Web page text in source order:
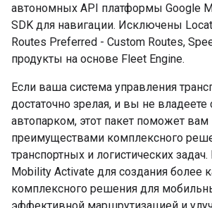
автономных API платформы Google
SDK для навигации. Исключены
Routes Preferred - Custom Routes,
продукты на основе Fleet Engine.
Если ваша система управления
достаточно зрелая, и вы не
автопарком, этот пакет поможет вам
преимуществами комплексного
транспортных и логистических
Mobility Activate для создания более
комплексного решения для